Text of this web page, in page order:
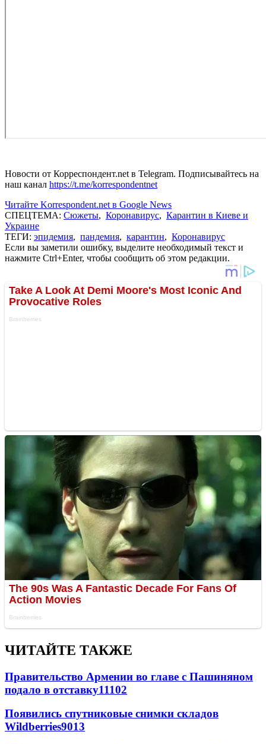
Новости от Корреспондент.net в Telegram. Подписывайтесь на
наш канал https://t.me/korrespondentnet
Читайте Korrespondent.net в Google News
СПЕЦТЕМА: Сюжеты, Коронавирус, Карантин в Киеве и
Украине
ТЕГИ: эпидемия, пандемия, карантин, Коронавирус
Если вы заметили ошибку, выделите необходимый текст и
нажмите Ctrl+Enter, чтобы сообщить об этом редакции.
ЧИТАЙТЕ ТАКЖЕ
Правительство Армении во главе с Пашиняном
подало в отставку11102
Появились спутниковые снимки складов
Wildberries9013